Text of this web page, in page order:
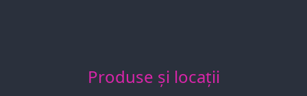
Produse și locații